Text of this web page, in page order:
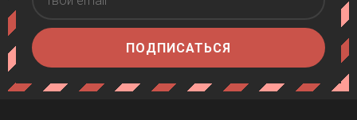
ПОДПИСАТЬСЯ